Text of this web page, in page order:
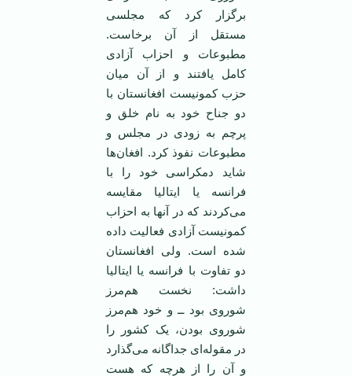
برگزار کرد که مجلسی
مستقل از آن برخاست.
مطبوعات و احزاب آزادی
کامل یافتند و از آن میان
حزب کمونیست افغانستان با
دو جناح خود به نام خلق و
پرچم به زودی در مجلس و
مطبوعات نفوذ کرد. افغان‌ها
شاید دمکراسی خود را با
فرانسه یا ایتالیا مقایسه
می‌کردند که در آنها به احزاب
کمونیست آزادی فعالیت داده
شده است. ولی افغانستان
دو تفاوت با فرانسه یا ایتالیا
داشت: نخست هم‌مرز
شوروی بود ــ و خود هم‌مرز
شوروی بودن، یک کشور را
در مقوله‌ای جداگانه می‌گذارد
و آن را از هرچه که هست